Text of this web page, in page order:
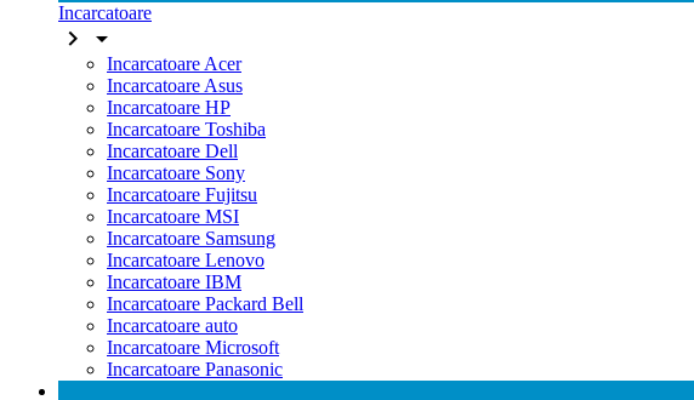
Incarcatoare
 
Incarcatoare Acer
Incarcatoare Asus
Incarcatoare HP
Incarcatoare Toshiba
Incarcatoare Dell
Incarcatoare Sony
Incarcatoare Fujitsu
Incarcatoare MSI
Incarcatoare Samsung
Incarcatoare Lenovo
Incarcatoare IBM
Incarcatoare Packard Bell
Incarcatoare auto
Incarcatoare Microsoft
Incarcatoare Panasonic